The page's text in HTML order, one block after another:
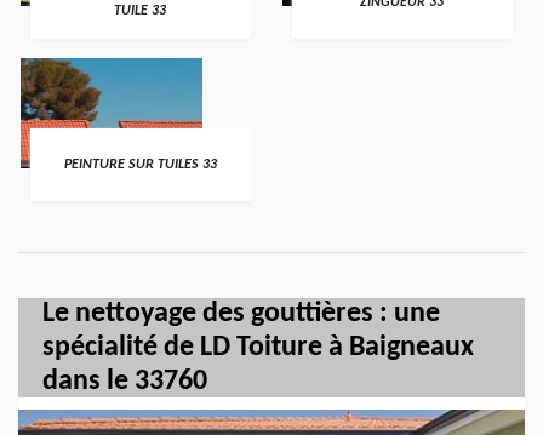
TUILE 33
PEINTURE SUR TUILES 33
Le nettoyage des gouttières : une
spécialité de LD Toiture à Baigneaux
dans le 33760